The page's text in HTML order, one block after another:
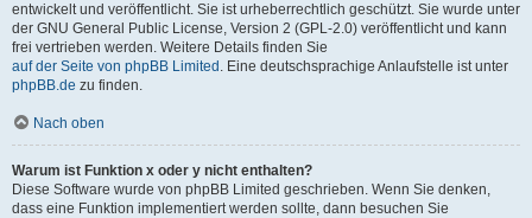
entwickelt und veröffentlicht. Sie ist urheberrechtlich geschützt. Sie wurde unter
der GNU General Public License, Version 2 (GPL-2.0) veröffentlicht und kann
frei vertrieben werden. Weitere Details finden Sie
auf der Seite von phpBB Limited . Eine deutschsprachige Anlaufstelle ist unter
phpBB.de zu finden.
Nach oben
Warum ist Funktion x oder y nicht enthalten?
Diese Software wurde von phpBB Limited geschrieben. Wenn Sie denken,
dass eine Funktion implementiert werden sollte, dann besuchen Sie